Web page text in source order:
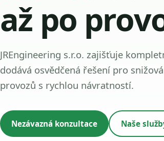
až po
JREngineering s.r.o. zajišťuje
dodává osvědčená řešení pro
provozů s rychlou návratností.
Nezávazná konzultace Naše